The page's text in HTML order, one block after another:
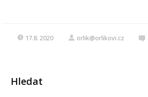
17.8. 2020 orlik@orlikovi.cz
Hledat